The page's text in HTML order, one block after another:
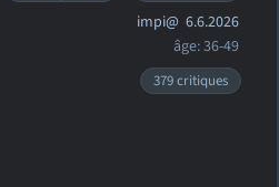
impi@ 6.6.2026
âge: 36-49
379 critiques